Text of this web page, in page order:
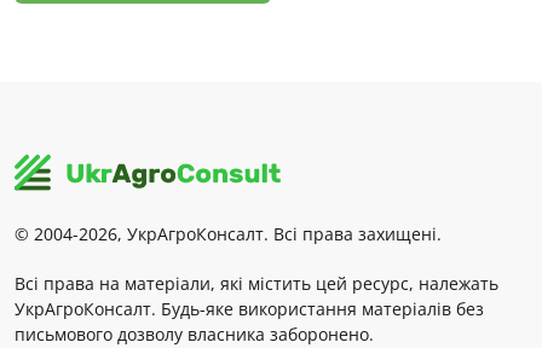
© 2004-2026, УкрАгроКонсалт. Всі права захищені.
Всі права на матеріали, які містить цей ресурс, належать
УкрАгроКонсалт. Будь-яке використання матеріалів без
письмового дозволу власника заборонено.